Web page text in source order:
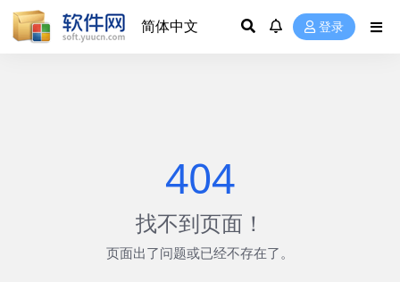
登录
404
找不到页面！
页面出了问题或已经不存在了。